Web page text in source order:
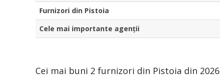
Furnizori din Pistoia
Cele mai importante agenții
Cei mai buni 2 furnizori din Pistoia din 2026